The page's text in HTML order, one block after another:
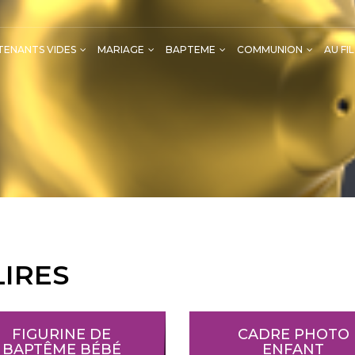
VIDES MARIAGE BAPTEME COMMUNION AU
FIGURINE DE
BAPTÊME BÉBÉ
CADRE PHOTO
ENFANT